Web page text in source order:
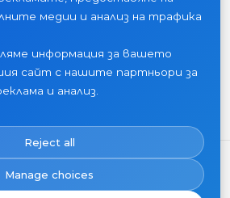
Новини
медии и анализ на трафика
информация за вашето
сайт с нашите партньори за
и анализ.
Reject all
Manage choices